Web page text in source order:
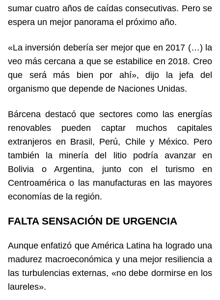
sumar cuatro años de caídas consecutivas. Pero se
espera un mejor panorama el próximo año.
«La inversión debería ser mejor que en 2017 (…) la
veo más cercana a que se estabilice en 2018. Creo
que será más bien por ahí», dijo la jefa del
organismo que depende de Naciones Unidas.
Bárcena destacó que sectores como las energías
renovables pueden captar muchos capitales
extranjeros en Brasil, Perú, Chile y México. Pero
también la minería del litio podría avanzar en
Bolivia o Argentina, junto con el turismo en
Centroamérica o las manufacturas en las mayores
economías de la región.
FALTA SENSACIÓN DE URGENCIA
Aunque enfatizó que América Latina ha logrado una
madurez macroeconómica y una mejor resiliencia a
las turbulencias externas, «no debe dormirse en los
laureles».